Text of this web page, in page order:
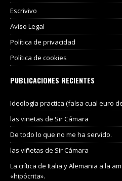
Escrivivo
Aviso Legal
Política de privacidad
Política de cookies
PUBLICACIONES RECIENTES
Ideología practica (falsa cual euro
las viñetas de Sir Cámara
De todo lo que no me ha servido.
las viñetas de Sir Cámara
La crítica de Italia y Alemania a la
«hipócrita».